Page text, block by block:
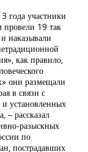
года участники
провели 19 так
наказывали
как правило,
они размещали
в связи с
и установленных
– рассказал
разыскных
по
пострадавших